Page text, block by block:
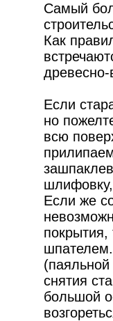
Самый
Как
Если
но
всю
Если же
снятия
большой